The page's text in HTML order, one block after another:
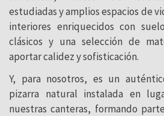
estudiadas y amplios espacios de
interiores enriquecidos con
clásicos y una selección de
aportar calidez y sofisticación.
Y, para nosotros, es un
pizarra natural instalada en
nuestras canteras, formando